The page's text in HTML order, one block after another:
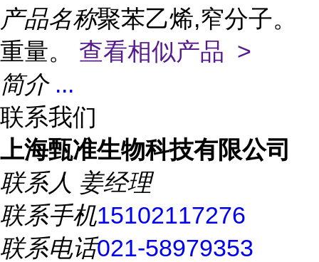
产品名称聚苯乙烯,窄分子。
重量。 查看相似产品 >
简介 ...
联系我们
上海甄准生物科技有限公司
联系人 姜经理
联系手机15102117276
联系电话021-58979353